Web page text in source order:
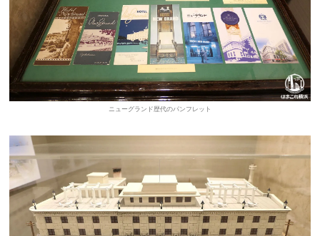
ニューグランド歴代のパンフレット